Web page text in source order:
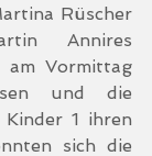
Rüscher
Annires
am Vormittag
und die
Kinder 1 ihren
sich die